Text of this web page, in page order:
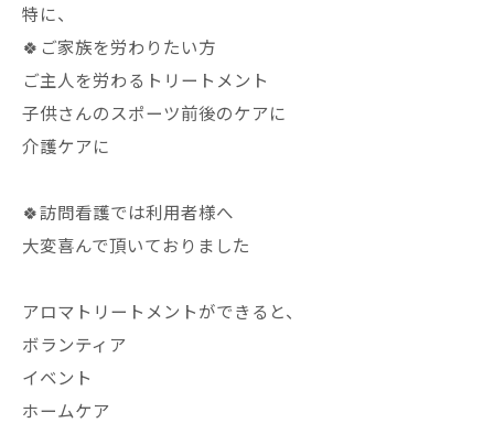
特に、
🍀ご家族を労わりたい方
ご主人を労わるトリートメント
子供さんのスポーツ前後のケアに
介護ケアに
🍀訪問看護では利用者様へ
大変喜んで頂いておりました
アロマトリートメントができると、
ボランティア
イベント
ホームケア